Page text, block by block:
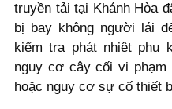
truyền tải tại Khánh Hòa
bị bay không người lái
kiểm tra phát nhiệt phụ
nguy cơ cây cối vi phạm
hoặc nguy cơ sự cố thiết